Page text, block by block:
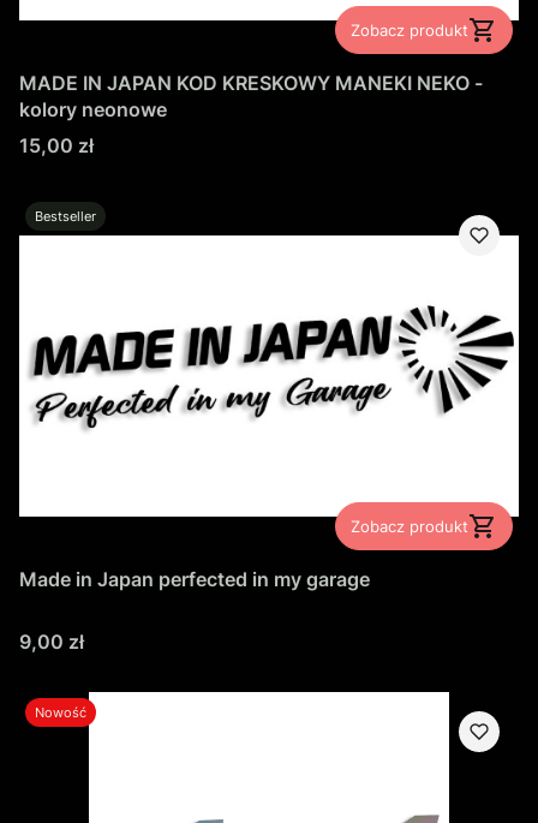
Zobacz produkt
MADE IN JAPAN KOD KRESKOWY MANEKI NEKO -
kolory neonowe
Cena
15,00 zł
Bestseller
Zobacz produkt
Made in Japan perfected in my garage
Cena
9,00 zł
Nowość